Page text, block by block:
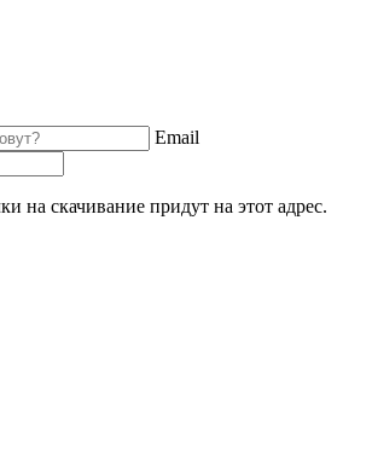
Email
на скачивание придут на этот адрес.